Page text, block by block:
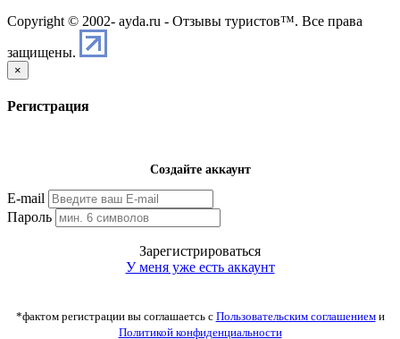
Copyright © 2002- ayda.ru - Отзывы туристов™. Все права
защищены.
×
Регистрация
Создайте аккаунт
E-mail
Пароль
Зарегистрироваться
У меня уже есть аккаунт
*фактом регистрации вы соглашаетсь с Пользовательским соглашениеми
Политикой конфиденциальности